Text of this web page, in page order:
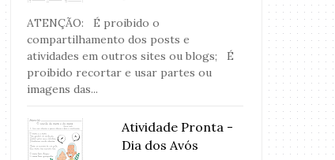
ATENÇÃO: É proibido o
compartilhamento dos posts e
atividades em outros sites ou blogs; É
proibido recortar e usar partes ou
imagens das...
Atividade Pronta -
Dia dos Avós